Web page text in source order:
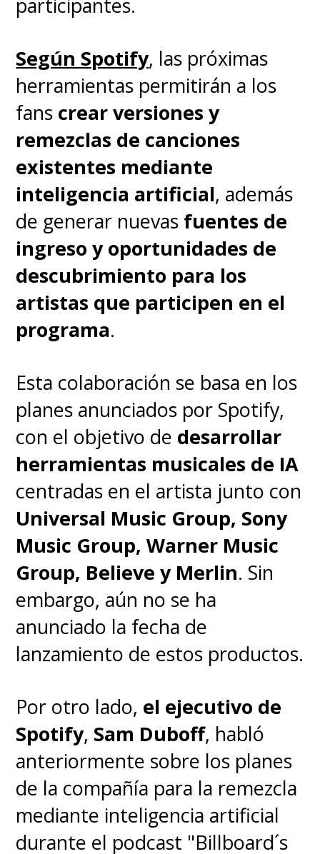
participantes.
Según Spotify, las próximas
herramientas permitirán a los
fans crear versiones y
remezclas de canciones
existentes mediante
inteligencia artificial, además
de generar nuevas fuentes de
ingreso y oportunidades de
descubrimiento para los
artistas que participen en el
programa.
Esta colaboración se basa en los
planes anunciados por Spotify,
con el objetivo de desarrollar
herramientas musicales de IA
centradas en el artista junto con
Universal Music Group, Sony
Music Group, Warner Music
Group, Believe y Merlin. Sin
embargo, aún no se ha
anunciado la fecha de
lanzamiento de estos productos.
Por otro lado, el ejecutivo de
Spotify, Sam Duboff, habló
anteriormente sobre los planes
de la compañía para la remezcla
mediante inteligencia artificial
durante el podcast "Billboard´s